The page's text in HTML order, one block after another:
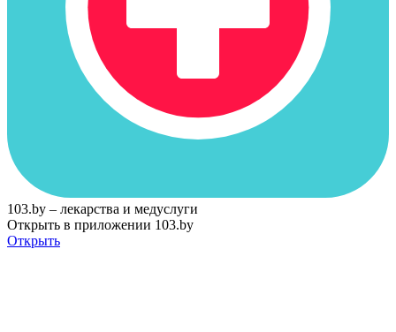
103.by – лекарства и медуслуги
Открыть в приложении 103.by
Открыть